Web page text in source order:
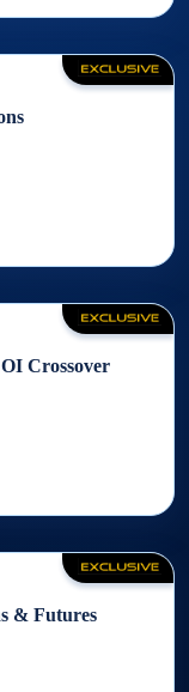
Crossover
& Futures